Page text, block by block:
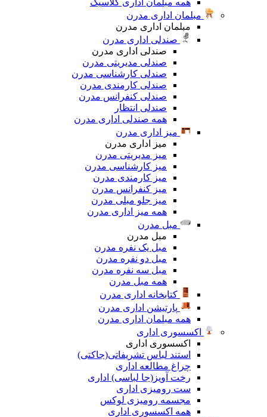
مبلمان اداری مدرن
مبلمان اداری مدرن
صندلی اداری مدرن
صندلی اداری مدرن
صندلی مدیریتی مدرن
صندلی کارشناسی مدرن
صندلی کارمندی مدرن
صندلی کنفرانس مدرن
صندلی انتظار
همه صندلی اداری مدرن
میز اداری مدرن
میز اداری مدرن
میز مدیریتی مدرن
میز کارشناسی مدرن
میز کارمندی مدرن
میز کنفرانس مدرن
میز جلو مبلی مدرن
همه میز اداری مدرن
مبل مدرن
مبل مدرن
مبل یک نفره مدرن
مبل دو نفره مدرن
مبل سه نفره مدرن
همه مبل مدرن
کتابخانه اداری مدرن
پارتیشن اداری مدرن
همه مبلمان اداری مدرن
اکسسوری اداری
اکسسوری اداری
استند لباس تشریفاتی(جاکتی)
چراغ مطالعه اداری
رخت آویز(جا لباسی) اداری
ست رومیزی اداری
مجسمه رومیزی لوکس
همه اکسسوری اداری